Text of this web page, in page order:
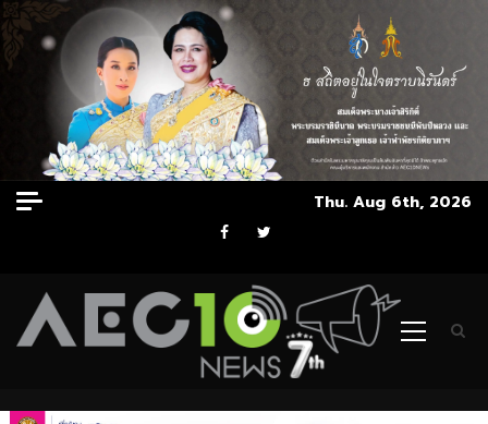
Skip
to
Thu. Aug 6th, 2026
Facebook
Twitter
Primary